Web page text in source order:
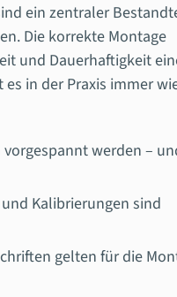
ein zentraler
Die korrekte Montage
und Dauerhaftigkeit
in der Praxis immer
werden –
Kalibrierungen sind
gelten für die